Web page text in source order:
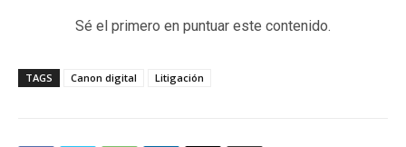
Sé el primero en puntuar este contenido.
TAGS Canon digital Litigación